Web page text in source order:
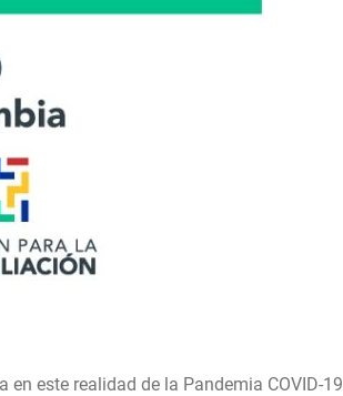
este realidad de la Pandemia COVID-19